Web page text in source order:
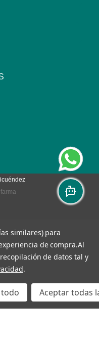
similares) para
de compra.Al
de datos tal y
.
todo Aceptar todas